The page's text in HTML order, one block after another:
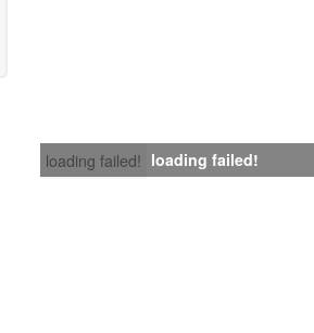
loading failed! loading failed!